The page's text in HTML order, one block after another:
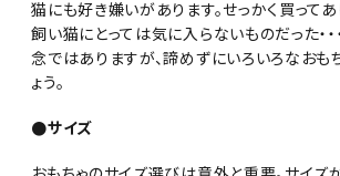
猫にも好き嫌いがあります。せっかく買ってあ
飼い猫にとっては気に入らないものだった・・
念ではありますが、諦めずにいろいろなおも
ょう。
●サイズ